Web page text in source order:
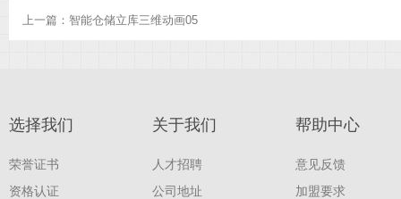
上一篇： 智能仓储立库三维动画05
选择我们
荣誉证书
资格认证
关于我们
人才招聘
公司地址
帮助中心
意见反馈
加盟要求